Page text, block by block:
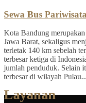
Sewa Bus
Kota Bandung
Jawa Barat, sekaligus
terletak 140 km sebelah
terbesar ketiga di
jumlah penduduk. Selain
terbesar di wilayah Pulau...
Layanan